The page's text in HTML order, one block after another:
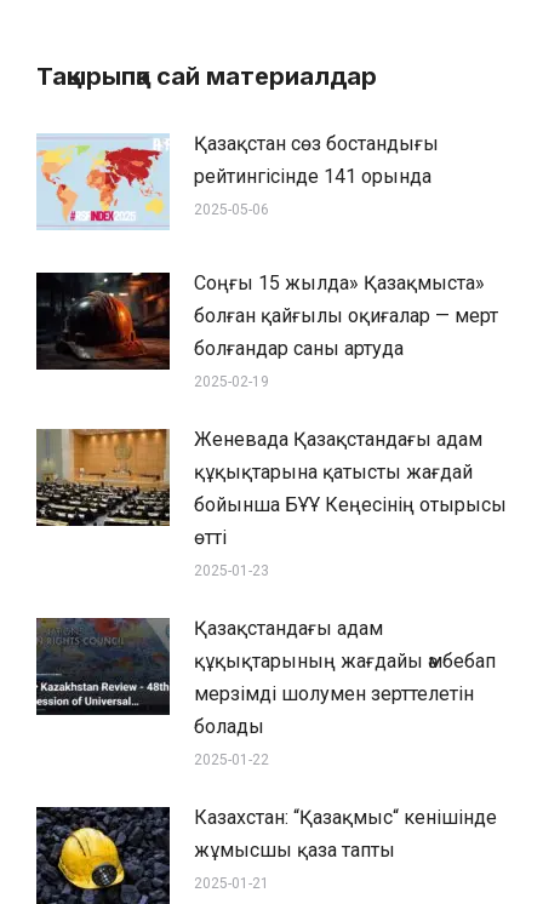
Тақырыпқа сай материалдар
Қазақстан сөз бостандығы
рейтингісінде 141 орында
2025-05-06
Соңғы 15 жылда» Қазақмыста»
болған қайғылы оқиғалар — мерт
болғандар саны артуда
2025-02-19
Женевада Қазақстандағы адам
құқықтарына қатысты жағдай
бойынша БҰҰ Кеңесінің отырысы
өтті
2025-01-23
Қазақстандағы адам
құқықтарының жағдайы әмбебап
мерзімді шолумен зерттелетін
болады
2025-01-22
Казахстан: “Қазақмыс“ кенішінде
жұмысшы қаза тапты
2025-01-21